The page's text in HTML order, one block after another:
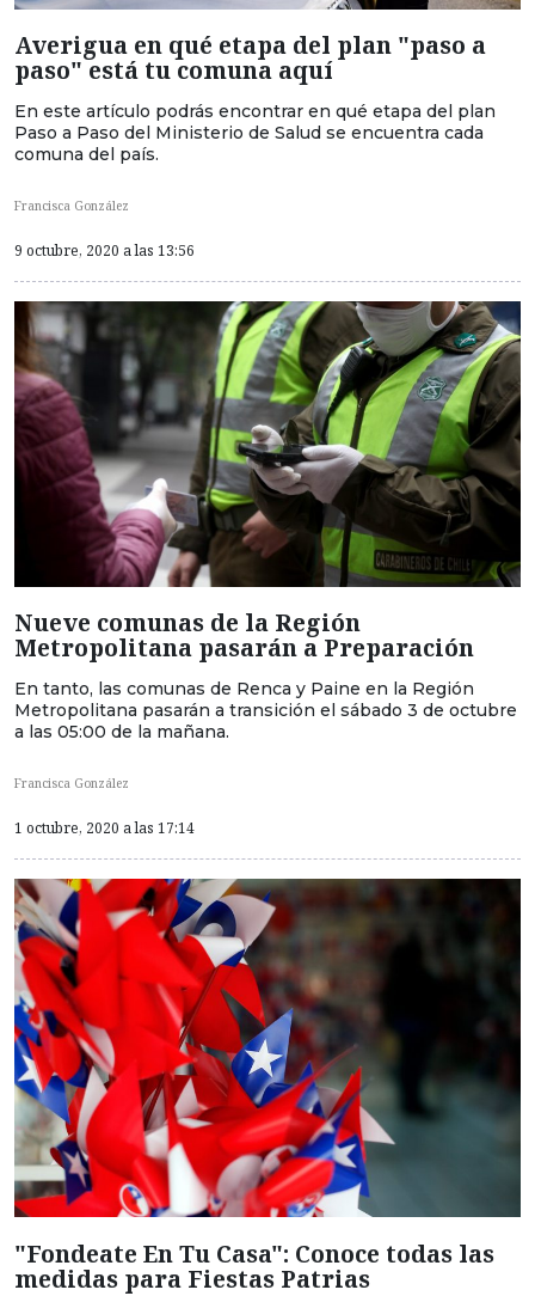
Averigua en qué etapa del plan "paso a
paso" está tu comuna aquí
En este artículo podrás encontrar en qué etapa del plan
Paso a Paso del Ministerio de Salud se encuentra cada
comuna del país.
Francisca González
9 octubre, 2020 a las 13:56
Nueve comunas de la Región
Metropolitana pasarán a Preparación
En tanto, las comunas de Renca y Paine en la Región
Metropolitana pasarán a transición el sábado 3 de octubre
a las 05:00 de la mañana.
Francisca González
1 octubre, 2020 a las 17:14
"Fondeate En Tu Casa": Conoce todas las
medidas para Fiestas Patrias